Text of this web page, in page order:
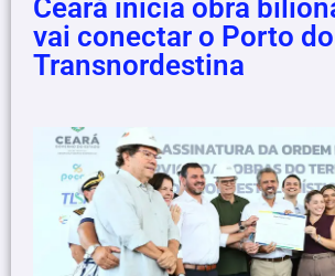
Ceará inicia obra
vai conectar o Porto
Transnordestina